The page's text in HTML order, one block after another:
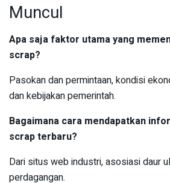
Muncul
Apa saja faktor utama yang
scrap?
Pasokan dan permintaan, kondisi
dan kebijakan pemerintah.
Bagaimana cara mendapatkan
scrap terbaru?
Dari situs web industri, asosiasi daur
perdagangan.